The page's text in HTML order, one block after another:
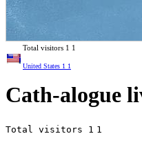
Total visitors 1 1
United States 1 1
Cath-alogue
Total visitors 1 1